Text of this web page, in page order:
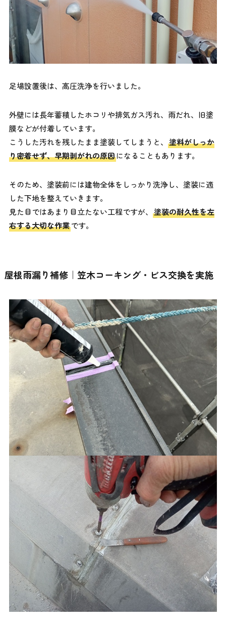
足場設置後は、高圧洗浄を行いました。
外壁には長年蓄積したホコリや排気ガス汚れ、雨だれ、旧塗
膜などが付着しています。
こうした汚れを残したまま塗装してしまうと、 塗料がしっか
り密着せず、早期剥がれの原因になることもあります。
そのため、塗装前には建物全体をしっかり洗浄し、塗装に適
した下地を整えていきます。
見た目ではあまり目立たない工程ですが、 塗装の耐久性を左
右する大切な作業です。
屋根雨漏り補修｜笠木コーキング・ビス交換を実施